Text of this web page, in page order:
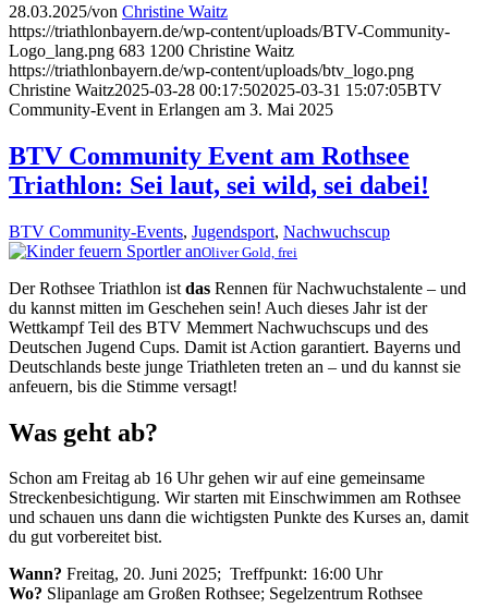
28.03.2025/von Christine Waitz
https://triathlonbayern.de/wp-content/uploads/BTV-Community-
Logo_lang.png 683 1200 Christine Waitz
https://triathlonbayern.de/wp-content/uploads/btv_logo.png
Christine Waitz2025-03-28 00:17:502025-03-31 15:07:05BTV
Community-Event in Erlangen am 3. Mai 2025
BTV Community Event am Rothsee
Triathlon: Sei laut, sei wild, sei dabei!
BTV Community-Events, Jugendsport, Nachwuchscup
Oliver Gold, frei
Der Rothsee Triathlon ist das Rennen für Nachwuchstalente – und
du kannst mitten im Geschehen sein! Auch dieses Jahr ist der
Wettkampf Teil des BTV Memmert Nachwuchscups und des
Deutschen Jugend Cups. Damit ist Action garantiert. Bayerns und
Deutschlands beste junge Triathleten treten an – und du kannst sie
anfeuern, bis die Stimme versagt!
Was geht ab?
Schon am Freitag ab 16 Uhr gehen wir auf eine gemeinsame
Streckenbesichtigung. Wir starten mit Einschwimmen am Rothsee
und schauen uns dann die wichtigsten Punkte des Kurses an, damit
du gut vorbereitet bist.
Wann? Freitag, 20. Juni 2025; Treffpunkt: 16:00 Uhr
Wo? Slipanlage am Großen Rothsee; Segelzentrum Rothsee